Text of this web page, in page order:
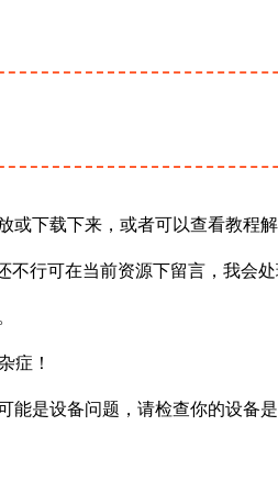
下载下来，或者可以查看教程
行可在当前资源下留言，我会处
症！
是设备问题，请检查你的设备